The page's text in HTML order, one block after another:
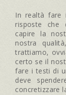
In realtà fare
risposte che
capire la
nostra
trattiamo,
certo se il
fare i testi di
deve
concretizzare